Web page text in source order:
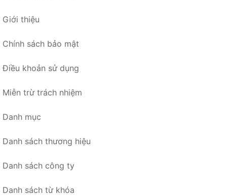
Giới thiệu
Chính sách bảo mật
Điều khoản sử dụng
Miễn trừ trách nhiệm
Danh mục
Danh sách thương hiệu
Danh sách công ty
Danh sách từ khóa